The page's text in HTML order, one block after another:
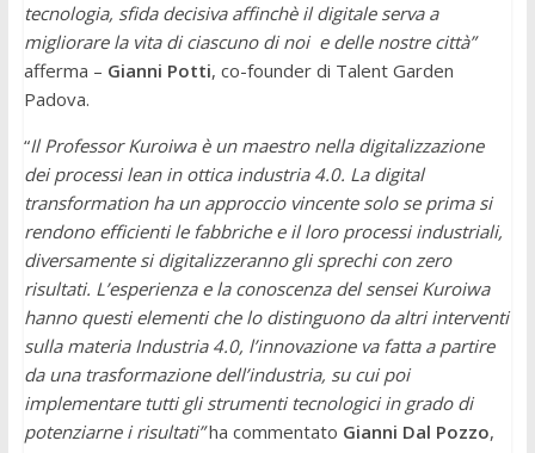
tecnologia, sfida decisiva affinchè il digitale serva a
migliorare la vita di ciascuno di noi e delle nostre città”
afferma – Gianni Potti, co-founder di Talent Garden
Padova.
“Il Professor Kuroiwa è un maestro nella digitalizzazione
dei processi lean in ottica industria 4.0. La digital
transformation ha un approccio vincente solo se prima si
rendono efficienti le fabbriche e il loro processi industriali,
diversamente si digitalizzeranno gli sprechi con zero
risultati. L’esperienza e la conoscenza del sensei Kuroiwa
hanno questi elementi che lo distinguono da altri interventi
sulla materia Industria 4.0, l’innovazione va fatta a partire
da una trasformazione dell’industria, su cui poi
implementare tutti gli strumenti tecnologici in grado di
potenziarne i risultati”ha commentato Gianni Dal Pozzo,